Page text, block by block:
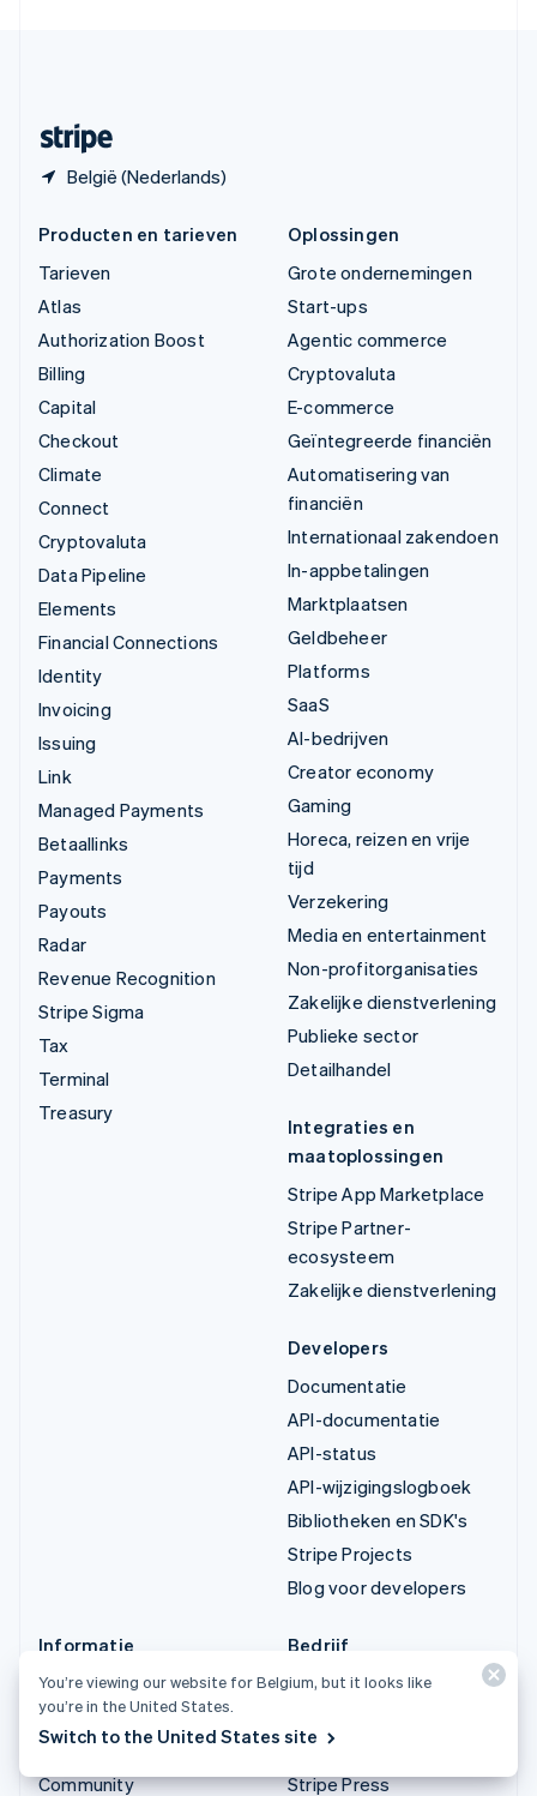
België (Nederlands)
Producten en tarieven
Tarieven
Atlas
Authorization Boost
Billing
Capital
Checkout
Climate
Connect
Cryptovaluta
Data Pipeline
Elements
Financial Connections
Identity
Invoicing
Issuing
Link
Managed Payments
Betaallinks
Payments
Payouts
Radar
Revenue Recognition
Stripe Sigma
Tax
Terminal
Treasury
Oplossingen
Grote ondernemingen
Start-ups
Agentic commerce
Cryptovaluta
E-commerce
Geïntegreerde financiën
Automatisering van
financiën
Internationaal zakendoen
In-appbetalingen
Marktplaatsen
Geldbeheer
Platforms
SaaS
AI-bedrijven
Creator economy
Gaming
Horeca, reizen en vrije
tijd
Verzekering
Media en entertainment
Non-profitorganisaties
Zakelijke dienstverlening
Publieke sector
Detailhandel
Integraties en
maatoplossingen
Stripe App Marketplace
Stripe Partner-
ecosysteem
Zakelijke dienstverlening
Developers
Documentatie
API-documentatie
API-status
API-wijzigingslogboek
Bibliotheken en SDK's
Stripe Projects
Blog voor developers
Informatie
Kennisbank
Ervaringen van klanten
Blog
Community
Bedrijf
Productroadmap
Stripe Newsroom
Stripe Press
You’re viewing our website for Belgium, but it looks like
you’re in the United States.
Switch to the United States site